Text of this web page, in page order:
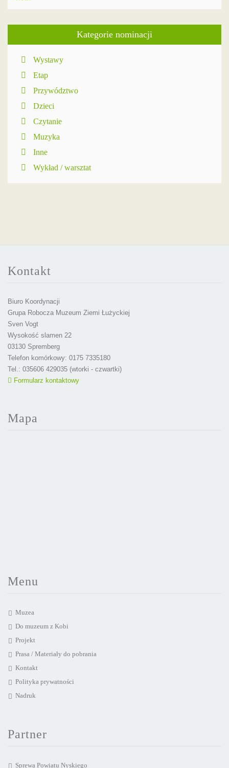
Kategorie nominacji
Wystawy
Etap
Przywództwo
Dzieci
Czytanie
Muzyka
Inne
Wykład / warsztat
Kontakt
Biuro Koordynacji
Grupa Robocza Muzeum Ziemi Łużyckiej
Sven Vogt
Wysokość slamen 22
03130 Spremberg
Telefon komórkowy: 0175 7335180
Tel.: 035606 429035 (wtorki - czwartki)
Formularz kontaktowy
Mapa
Menu
Muzea
Do muzeum z Kobi
Projekt
Prasa / Materiały do pobrania
Kontakt
Polityka prywatności
Nadruk
Partner
Sprewa Powiatu Nyskiego